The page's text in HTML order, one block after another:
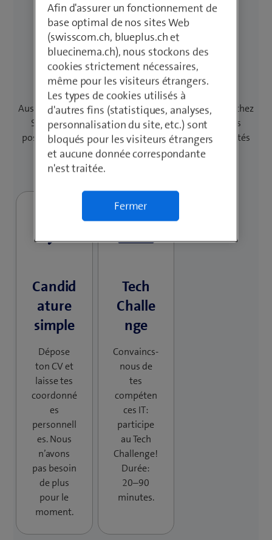
1 / 3 Démarrer la
candidature
Aussi individuel que toi: le processus de postulation chez
Swisscom. Tu décides de la façon dont tu souhaites
postuler. En fonction du poste, jusqu’à trois possibilités
s’offrent à toi.
Candid
ature
simple
Dépose
ton CV et
laisse tes
coordonné
es
personnell
es. Nous
n’avons
pas besoin
de plus
pour le
moment.
Tech
Challe
nge
Convaincs-
nous de
tes
compéten
ces IT:
participe
au Tech
Challenge!
Durée:
20–90
minutes.
Afin d'assurer un fonctionnement de
base optimal de nos sites Web
(swisscom.ch, blueplus.ch et
bluecinema.ch), nous stockons des
cookies strictement nécessaires,
même pour les visiteurs étrangers.
Les types de cookies utilisés à
d'autres fins (statistiques, analyses,
personnalisation du site, etc.) sont
bloqués pour les visiteurs étrangers
et aucune donnée correspondante
n'est traitée.
Fermer